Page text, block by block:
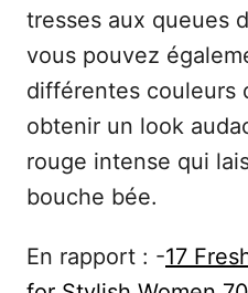
tresses aux queues
vous pouvez
différentes couleurs
obtenir un look
rouge intense qui
bouche bée.
En rapport : -17